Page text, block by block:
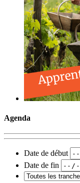
Agenda
Date de début
Date de fin